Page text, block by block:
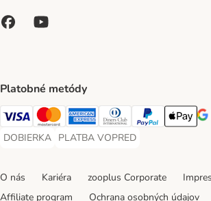
Platobné metódy
Visa Payment Method
Mastercard Payment Method
American Express Payment
Diners Club Payment
PayPal Payment
Apple Pay
DOBIERKA
DOBIERKA Payment Method
PLATBA VOPRED
PLATBA VOPRED Payment Method
O nás Kariéra zooplus Corporate
Affiliate program
Ochrana osobných údajov